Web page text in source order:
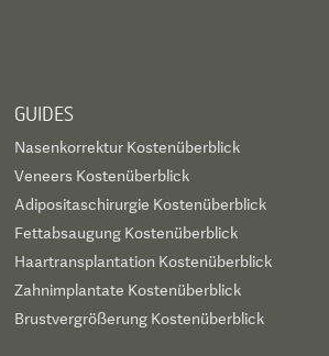
GUIDES
Nasenkorrektur Kostenüberblick
Veneers Kostenüberblick
Adipositaschirurgie Kostenüberblick
Fettabsaugung Kostenüberblick
Haartransplantation Kostenüberblick
Zahnimplantate Kostenüberblick
Brustvergrößerung Kostenüberblick